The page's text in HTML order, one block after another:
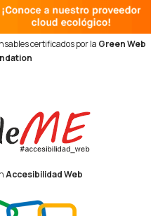
certificados por la Green Web
Accesibilidad Web